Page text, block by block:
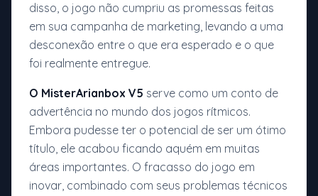
disso, o jogo não cumpriu as promessas feitas
em sua campanha de marketing, levando a uma
desconexão entre o que era esperado e o que
foi realmente entregue.
O MisterArianbox V5 serve como um conto de
advertência no mundo dos jogos rítmicos.
Embora pudesse ter o potencial de ser um ótimo
título, ele acabou ficando aquém em muitas
áreas importantes. O fracasso do jogo em
inovar, combinado com seus problemas técnicos